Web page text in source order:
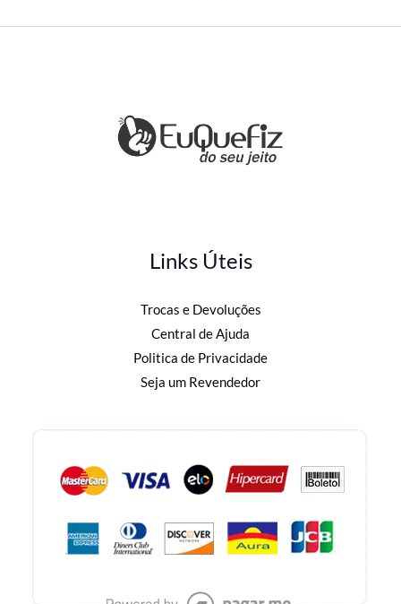
Links Úteis
Trocas e Devoluções
Central de Ajuda
Politica de Privacidade
Seja um Revendedor